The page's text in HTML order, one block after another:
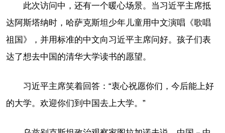
此次访问中，还有一个暖心场景。当习近平主席抵
达阿斯塔纳时，哈萨克斯坦少年儿童用中文演唱《歌唱
祖国》，并用标准的中文向习近平主席问好。孩子们表
达了想去中国的清华大学读书的愿望。
习近平主席笑着回答：“衷心祝愿你们，今后能上好
的大学。欢迎你们到中国去上大学。”